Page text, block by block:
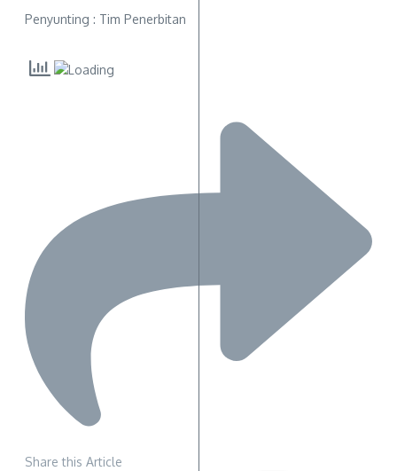
Penyunting : Tim Penerbitan
Share this Article